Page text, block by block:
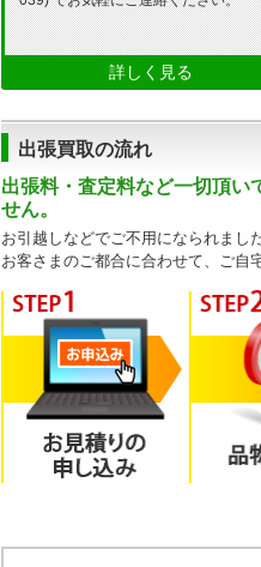
詳しく見る
出張買取の流れ
出張料・査定料など一切頂い
せん。
お引越しなどでご不用になられまし
お客さまのご都合に合わせて、ご自